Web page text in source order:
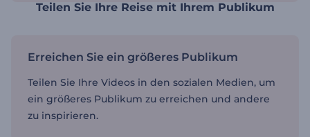
Teilen Sie Ihre Reise mit Ihrem Publikum
Erreichen Sie ein größeres Publikum
Teilen Sie Ihre Videos in den sozialen Medien, um
ein größeres Publikum zu erreichen und andere
zu inspirieren.